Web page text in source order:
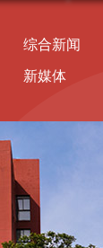
综合新闻
新媒体